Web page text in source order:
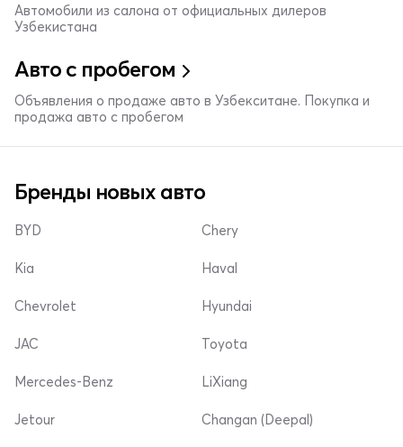
Автомобили из салона от официальных дилеров
Узбекистана
Авто с пробегом
Объявления о продаже авто в Узбекситане. Покупка и
продажа авто с пробегом
Бренды новых авто
BYD
Kia
Chevrolet
Chery
Haval
Hyundai
JAC
Mercedes-Benz
Jetour
Toyota
LiXiang
Changan (Deepal)